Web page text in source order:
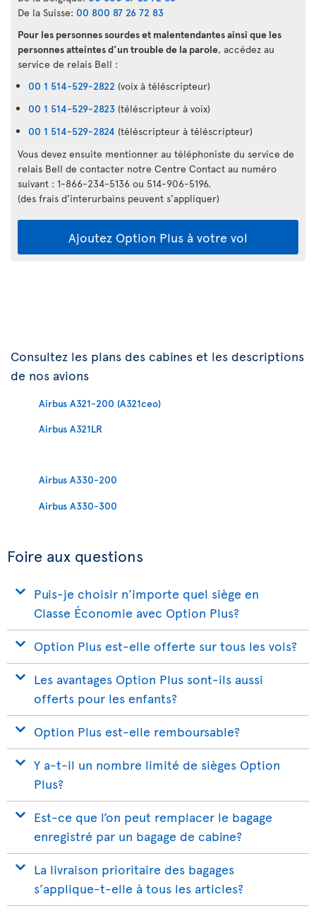
De la Suisse: 00 800 87 26 72 83
Pour les personnes sourdes et malentendantes ainsi que les
personnes atteintes d’un trouble de la parole, accédez au
service de relais Bell :
00 1 514-529-2822 (voix à téléscripteur)
00 1 514-529-2823 (téléscripteur à voix)
00 1 514-529-2824 (téléscripteur à téléscripteur)
Vous devez ensuite mentionner au téléphoniste du service de
relais Bell de contacter notre Centre Contact au numéro
suivant : 1-866-234-5136 ou 514-906-5196.
(des frais d’interurbains peuvent s’appliquer)
Ajoutez Option Plus à votre vol
Consultez les plans des cabines et les descriptions
de nos avions
Airbus A321-200 (A321ceo)
Airbus A321LR
Airbus A330-200
Airbus A330-300
Foire aux questions
Puis-je choisir n’importe quel siège en
Classe Économie avec Option Plus?
Option Plus est-elle offerte sur tous les vols?
Les avantages Option Plus sont-ils aussi
offerts pour les enfants?
Option Plus est-elle remboursable?
Y a-t-il un nombre limité de sièges Option
Plus?
Est-ce que l’on peut remplacer le bagage
enregistré par un bagage de cabine?
La livraison prioritaire des bagages
s’applique-t-elle à tous les articles?